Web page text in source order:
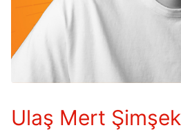
Ulaş Mert Şimşek